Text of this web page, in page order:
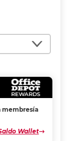
membresía
Wallet